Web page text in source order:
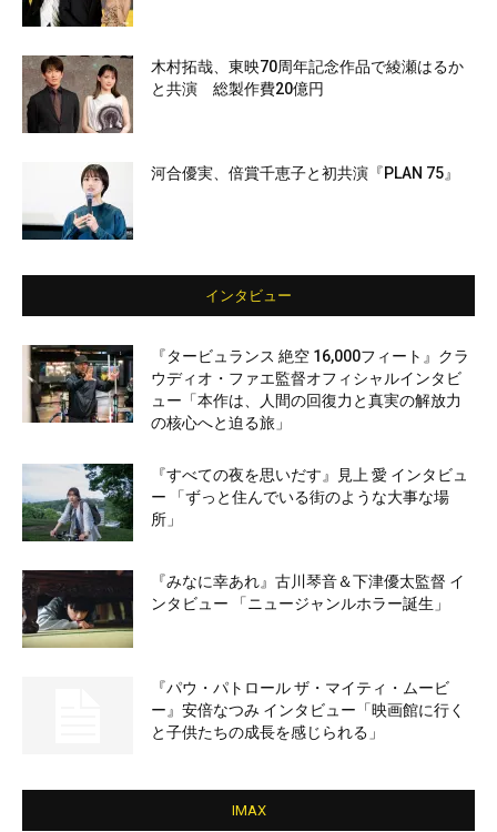
木村拓哉、東映70周年記念作品で綾瀬はるか
と共演 総製作費20億円
河合優実、倍賞千恵子と初共演『PLAN 75』
インタビュー
『タービュランス 絶空 16,000フィート』クラ
ウディオ・ファエ監督オフィシャルインタビ
ュー「本作は、人間の回復力と真実の解放力
の核心へと迫る旅」
『すべての夜を思いだす』見上 愛 インタビュ
ー 「ずっと住んでいる街のような大事な場
所」
『みなに幸あれ』古川琴音＆下津優太監督 イ
ンタビュー 「ニュージャンルホラー誕生」
『パウ・パトロール ザ・マイティ・ムービ
ー』安倍なつみ インタビュー「映画館に行く
と子供たちの成長を感じられる」
IMAX